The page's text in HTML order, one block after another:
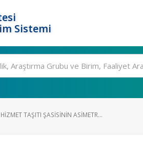
Sistemi
TAŞITI ŞASISININ ASIMETR...